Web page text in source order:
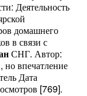
Деятельность
домашнего
в связи с
СНГ. Автор:
но впечатление
Дата
[769].